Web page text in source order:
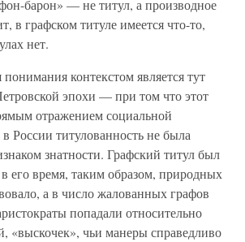
барон» — не титул, а производное
в графском титуле имеется что-то,
нет.
контекстом является тут
эпохи — при том что этот
отражением социальной
России титулованность не была
знатности. Графский титул был
его время, таким образом, природных
а в число жалованных графов
попадали относительно
«выскочек», чьи манеры справедливо